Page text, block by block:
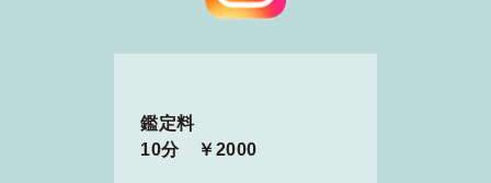
鑑定料
10分 ￥2000